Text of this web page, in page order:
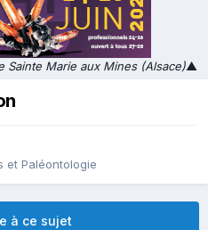
Sainte Marie aux Mines (Alsace)▲
et Paléontologie
à ce sujet